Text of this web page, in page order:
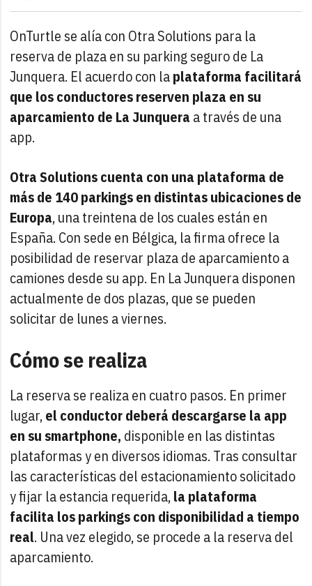
OnTurtle se alía con Otra Solutions para la
reserva de plaza en su parking seguro de La
Junquera. El acuerdo con laplataforma facilitará
que los conductores reserven plaza en su
aparcamiento de La Junquera a través de una
app.
Otra Solutions cuenta con una plataforma de
más de 140 parkings en distintas ubicaciones de
Europa, una treintena de los cuales están en
España. Con sede en Bélgica, la firma ofrece la
posibilidad de reservar plaza de aparcamiento a
camiones desde su app. En La Junquera disponen
actualmente de dos plazas, que se pueden
solicitar de lunes a viernes.
Cómo se realiza
La reserva se realiza en cuatro pasos. En primer
lugar,el conductor deberá descargarse la app
en su smartphone, disponible en las distintas
plataformas y en diversos idiomas. Tras consultar
las características del estacionamiento solicitado
y fijar la estancia requerida,la plataforma
facilita los parkings con disponibilidad a tiempo
real. Una vez elegido, se procede a la reserva del
aparcamiento.